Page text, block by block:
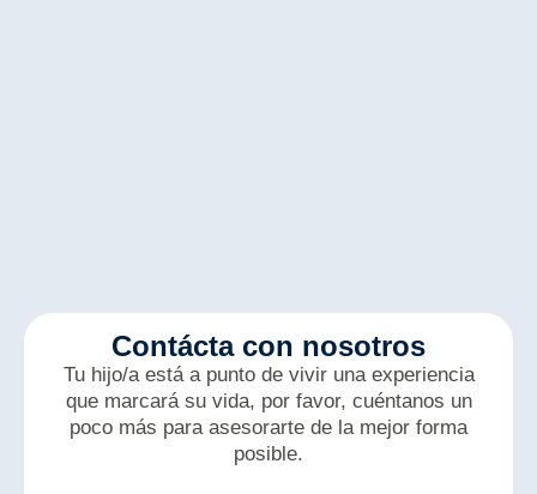
Contácta con nosotros
Tu hijo/a está a punto de vivir una experiencia
que marcará su vida, por favor, cuéntanos un
poco más para asesorarte de la mejor forma
posible.